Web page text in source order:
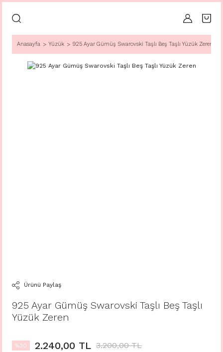
Anasayfa Yüzük 925 Ayar Gümüş Swarovski Taşlı Beş Taşlı Yüzük Zeren
Ürünü Paylaş
925 Ayar Gümüş Swarovski Taşlı Beş Taşlı
Yüzük Zeren
%30 2.240,00 TL 3.200,00 TL